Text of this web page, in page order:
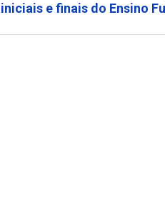
iniciais e finais do Ensino